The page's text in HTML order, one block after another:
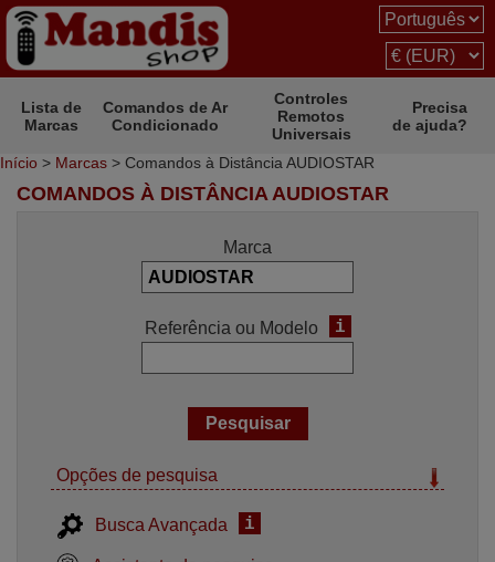
Lista de
Marcas
Comandos de Ar
Condicionado
Controles
Remotos
Universais
Precisa
de ajuda?
Início > Marcas > Comandos à Distância AUDIOSTAR
COMANDOS À DISTÂNCIA AUDIOSTAR
Marca
Referência ou Modelo i
Opções de pesquisa
Busca Avançada i